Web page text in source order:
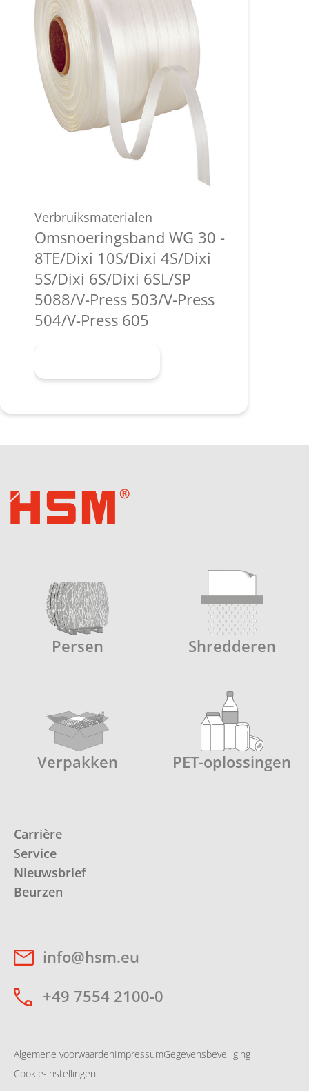
Verbruiksmaterialen
Omsnoeringsband WG 30 -
8TE/Dixi 10S/Dixi 4S/Dixi
5S/Dixi 6S/Dixi 6SL/SP
5088/V-Press 503/V-Press
504/V-Press 605
Persen Shredderen
Verpakken PET-oplossingen
Carrière
Service
Nieuwsbrief
Beurzen
info@hsm.eu
+49 7554 2100-0
Algemene voorwaardenImpressumGegevensbeveiliging
Cookie-instellingen